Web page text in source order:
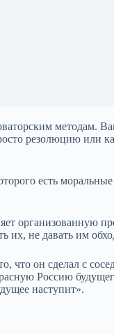
методам.
резолюцию или
есть
организованную
их, не давать им
что он сделал с
Россию
наступит».